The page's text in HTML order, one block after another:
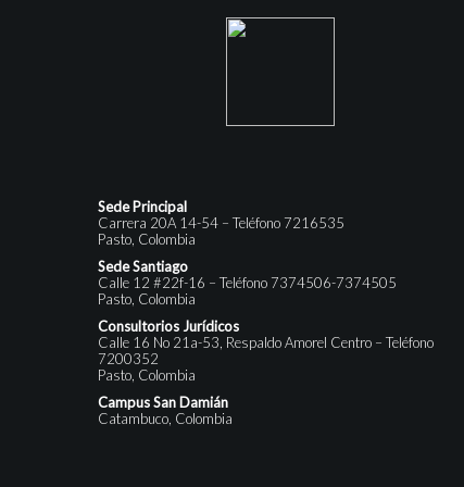
Sede Principal
Carrera 20A 14-54 – Teléfono 7216535
Pasto, Colombia
Sede Santiago
Calle 12 #22f-16 – Teléfono 7374506-7374505
Pasto, Colombia
Consultorios Jurídicos
Calle 16 No 21a-53, Respaldo Amorel Centro – Teléfono
7200352
Pasto, Colombia
Campus San Damián
Catambuco, Colombia